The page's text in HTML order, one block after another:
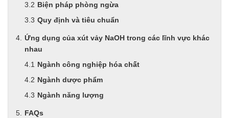
Biện pháp phòng ngừa
Quy định và tiêu chuẩn
Ứng dụng của xút vảy NaOH trong các lĩnh vực khác
nhau
Ngành công nghiệp hóa chất
Ngành dược phẩm
Ngành năng lượng
FAQs